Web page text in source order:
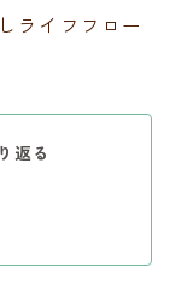
ライフフロー
返る